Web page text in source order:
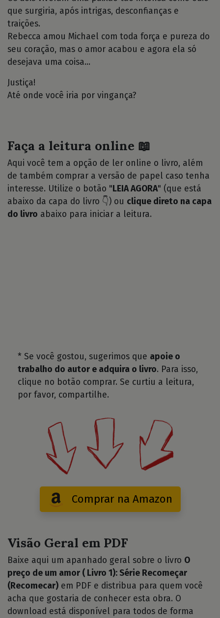
que surgiria, após intrigas, desconfianças e
traições.
Rebecca amou Michael com toda força e pureza do
seu coração, mas o amor acabou e agora ela só
desejava uma coisa...
Justiça!
Até onde você iria por vingança?
Faça a leitura online 📖
Aqui você tem a opção de ler online o livro, além
de também comprar a versão de papel caso tenha
interesse. Utilize o botão " LEIA AGORA" (que está
abaixo da capa do livro 👇) ou clique direto na capa
do livro abaixo para iniciar a leitura.
* Se você gostou, sugerimos que apoie o
trabalho do autor e adquira o livro. Para isso,
clique no botão comprar. Se curtiu a leitura,
por favor, compartilhe.
Comprar na Amazon
Visão Geral em PDF
Baixe aqui um apanhado geral sobre o livro O
preço de um amor ( Livro 1): Série Recomeçar
(Recomecar) em PDF e distribua para quem você
acha que gostaria de conhecer esta obra. O
download está disponível para todos de forma